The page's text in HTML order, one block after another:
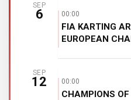
SEP
6 00:00
FIA KARTING
EUROPEAN
SEP
12 00:00
CHAMPIONS OF